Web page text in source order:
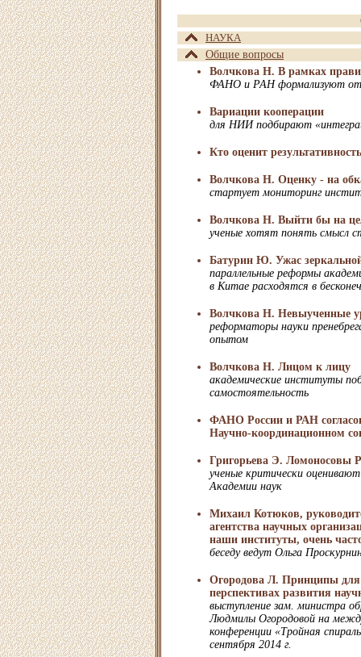
НАУКА
Общие вопросы
Волчкова Н. В рамках
ФАНО и РАН формализуют
Вариации кооперации
для НИИ подбирают
Кто оценит
Волчкова Н. Оценку - на
стартует мониторинг
Волчкова Н. Выйти бы на
ученые хотят понять смысл
Батурин Ю. Ужас
параллельные реформы
в Китае расходятся в
Волчкова Н. Невыученные
реформаторы науки
опытом
Волчкова Н. Лицом к лицу
академические институты
самостоятельность
ФАНО России и РАН
Научно-координационном
Григорьева Э. Ломоносовы
ученые критически
Академии наук
Михаил Котюков,
агентства научных
наши институты, очень
беседу ведут Ольга
Огородова Л. Принципы для
перспективах развития
выступление зам. министра
Людмилы Огородовой на
конференции «Тройная
сентября 2014 г.